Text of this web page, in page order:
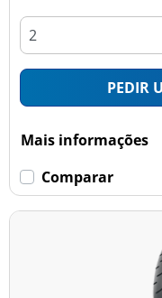
PEDIR
Mais informações
Comparar